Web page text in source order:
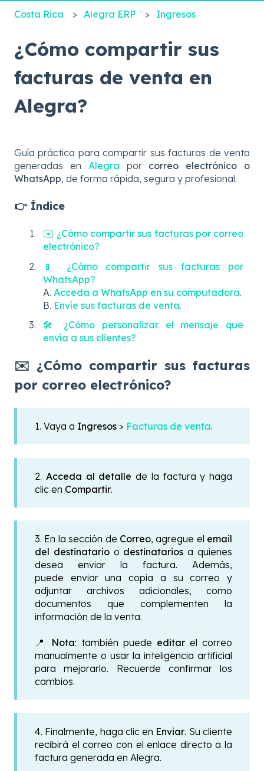
Costa Rica Alegra ERP Ingresos
¿Cómo compartir sus
facturas de venta en
Alegra?
Guía práctica para compartir sus facturas de venta
generadas en Alegra por correo electrónico o
WhatsApp, de forma rápida, segura y profesional.
👉 Índice
✉️ ¿Cómo compartir sus facturas por correo
electrónico?
📱 ¿Cómo compartir sus facturas por
WhatsApp?
A. Acceda a WhatsApp en su computadora.
B. Envíe sus facturas de venta.
🛠 ¿Cómo personalizar el mensaje que
envía a sus clientes?
✉️ ¿Cómo compartir sus facturas
por correo electrónico?
1. Vaya a Ingresos > Facturas de venta.
2. Acceda al detalle de la factura y haga
clic en Compartir.
3. En la sección de Correo, agregue el email
del destinatarioo destinatarios a quienes
desea enviar la factura. Además,
puede enviar una copia a su correo y
adjuntar archivos adicionales, como
documentos que complementen la
información de la venta.
📍 Nota: también puede editar el correo
manualmente o usar la inteligencia artificial
para mejorarlo. Recuerde confirmar los
cambios.
4. Finalmente, haga clic en Enviar. Su cliente
recibirá el correo con el enlace directo a la
factura generada en Alegra.